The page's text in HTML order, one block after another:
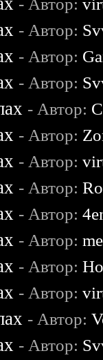
- Автор:
- Автор:
- Автор:
- Автор:
- Автор:
- Автор:
- Автор:
- Автор:
- Автор:
- Автор:
- Автор:
- Автор:
- Автор:
- Автор: